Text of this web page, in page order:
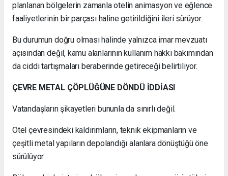
planlanan bölgelerin zamanla otelin animasyon ve eğlence
faaliyetlerinin bir parçası haline getirildiğini ileri sürüyor.
Bu durumun doğru olması halinde yalnızca imar mevzuatı
açısından değil, kamu alanlarının kullanım hakkı bakımından
da ciddi tartışmaları beraberinde getireceği belirtiliyor.
ÇEVRE METAL ÇÖPLÜĞÜNE DÖNDÜ İDDİASI
Vatandaşların şikayetleri bununla da sınırlı değil.
Otel çevresindeki kaldırımların, teknik ekipmanların ve
çeşitli metal yapıların depolandığı alanlara dönüştüğü öne
sürülüyor.